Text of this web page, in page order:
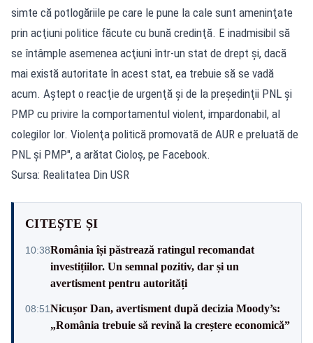
simte că potlogăriile pe care le pune la cale sunt ameninţate
prin acţiuni politice făcute cu bună credinţă. E inadmisibil să
se întâmple asemenea acţiuni într-un stat de drept şi, dacă
mai există autoritate în acest stat, ea trebuie să se vadă
acum. Aştept o reacţie de urgenţă şi de la preşedinţii PNL şi
PMP cu privire la comportamentul violent, impardonabil, al
colegilor lor. Violenţa politică promovată de AUR e preluată de
PNL şi PMP", a arătat Cioloş, pe Facebook.
Sursa: Realitatea Din USR
CITEȘTE ȘI
10:38România își păstrează ratingul recomandat
investițiilor. Un semnal pozitiv, dar și un
avertisment pentru autorități
08:51Nicușor Dan, avertisment după decizia Moody’s:
„România trebuie să revină la creștere economică”